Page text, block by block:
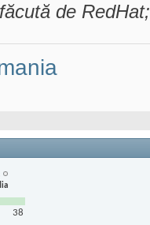
de
38